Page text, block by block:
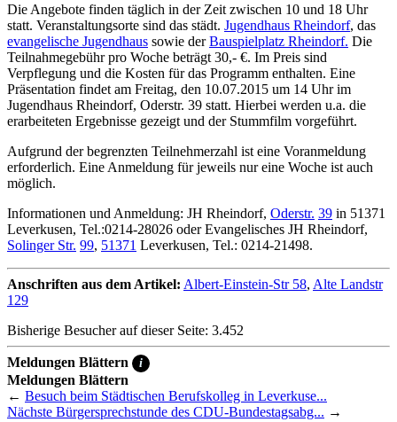
Die Angebote finden täglich in der Zeit zwischen 10 und 18 Uhr
statt. Veranstaltungsorte sind das städt. Jugendhaus Rheindorf, das
evangelische Jugendhaus sowie derBauspielplatz Rheindorf. Die
Teilnahmegebühr pro Woche beträgt 30,- €. Im Preis sind
Verpflegung und die Kosten für das Programm enthalten. Eine
Präsentation findet am Freitag, den 10.07.2015 um 14 Uhr im
Jugendhaus Rheindorf, Oderstr. 39 statt. Hierbei werden u.a. die
erarbeiteten Ergebnisse gezeigt und der Stummfilm vorgeführt.
Aufgrund der begrenzten Teilnehmerzahl ist eine Voranmeldung
erforderlich. Eine Anmeldung für jeweils nur eine Woche ist auch
möglich.
Informationen und Anmeldung: JH Rheindorf, Oderstr. 39 in 51371
Leverkusen, Tel.:0214-28026 oder Evangelisches JH Rheindorf,
Solinger Str. 99, 51371 Leverkusen, Tel.: 0214-21498.
Anschriften aus dem Artikel: Albert-Einstein-Str 58, Alte Landstr
129
Bisherige Besucher auf dieser Seite: 3.452
Meldungen Blättern i
Meldungen Blättern
← Besuch beim Städtischen Berufskolleg in Leverkuse...
Nächste Bürgersprechstunde des CDU-Bundestagsabg... →